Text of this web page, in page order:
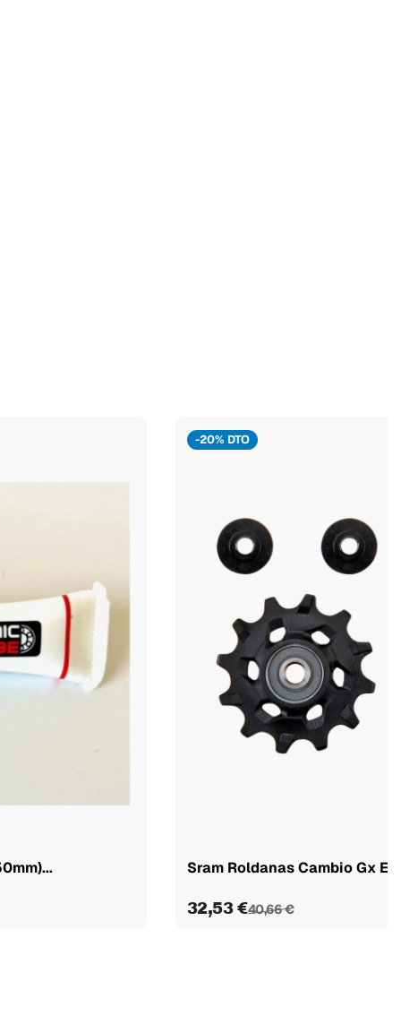
-20% DTO
Sram Roldanas Cambio Gx
32,53 €40,66 €